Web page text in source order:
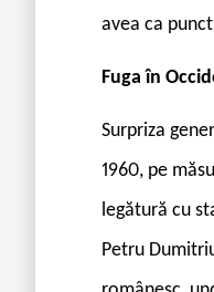
avea ca punct
Fuga în
Surpriza
1960, pe
legătură cu
Petru